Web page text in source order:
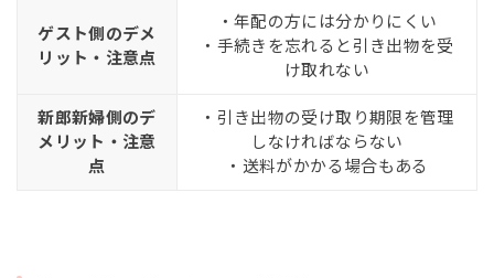
ゲスト側のデメ
リット・注意点
・年配の方には分かりにくい
・手続きを忘れると引き出物を受
け取れない
新郎新婦側のデ
メリット・注意
点
・引き出物の受け取り期限を管理
しなければならない
・送料がかかる場合もある